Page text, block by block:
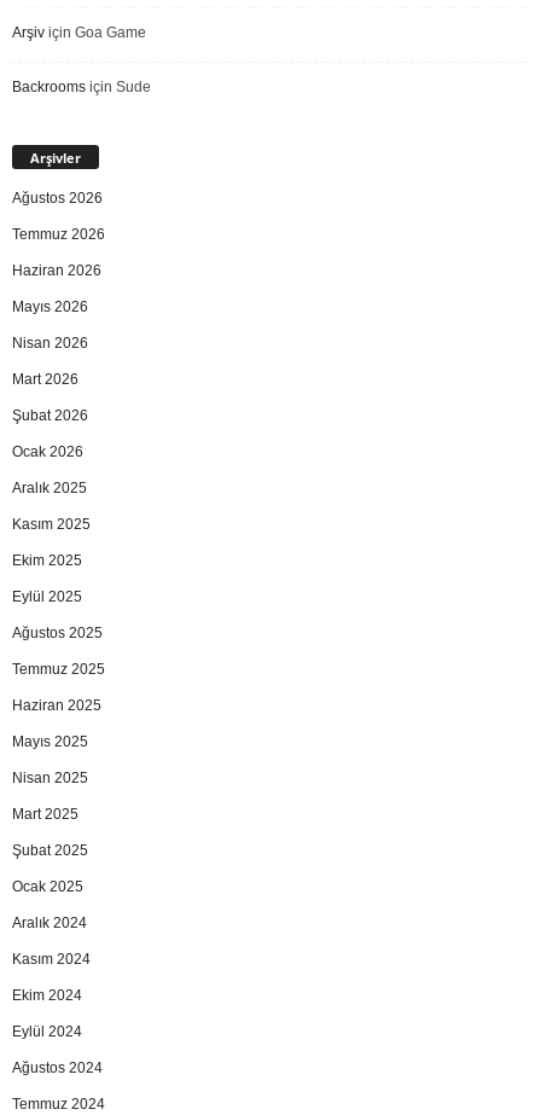
Arşiv için Goa Game
Backrooms için Sude
Arşivler
Ağustos 2026
Temmuz 2026
Haziran 2026
Mayıs 2026
Nisan 2026
Mart 2026
Şubat 2026
Ocak 2026
Aralık 2025
Kasım 2025
Ekim 2025
Eylül 2025
Ağustos 2025
Temmuz 2025
Haziran 2025
Mayıs 2025
Nisan 2025
Mart 2025
Şubat 2025
Ocak 2025
Aralık 2024
Kasım 2024
Ekim 2024
Eylül 2024
Ağustos 2024
Temmuz 2024